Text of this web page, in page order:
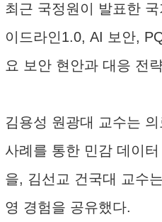
최근 국정원이 발표한
이드라인1.0, AI 보안,
요 보안 현안과 대응 전
김용성 원광대 교수는
사례를 통한 민감 데이
을, 김선교 건국대 교수
영 경험을 공유했다.